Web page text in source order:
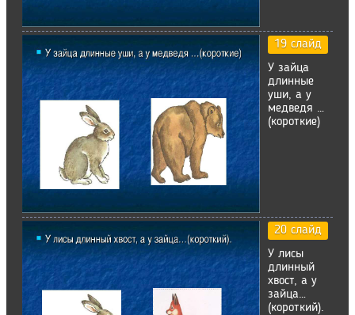
19 слайд
У зайца
длинные
уши, а у
медведя …
(короткие)
20 слайд
У лисы
длинный
хвост, а у
зайца…
(короткий).